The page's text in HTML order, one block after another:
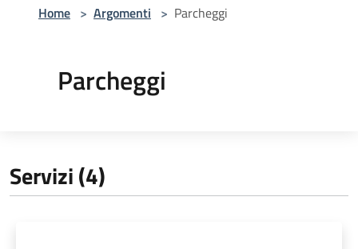
Home > Argomenti > Parcheggi
Parcheggi
Servizi (4)